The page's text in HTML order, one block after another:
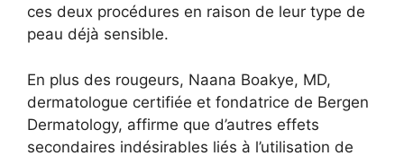
ces deux procédures en raison de leur type de
peau déjà sensible.
En plus des rougeurs, Naana Boakye, MD,
dermatologue certifiée et fondatrice de Bergen
Dermatology, affirme que d’autres effets
secondaires indésirables liés à l’utilisation de